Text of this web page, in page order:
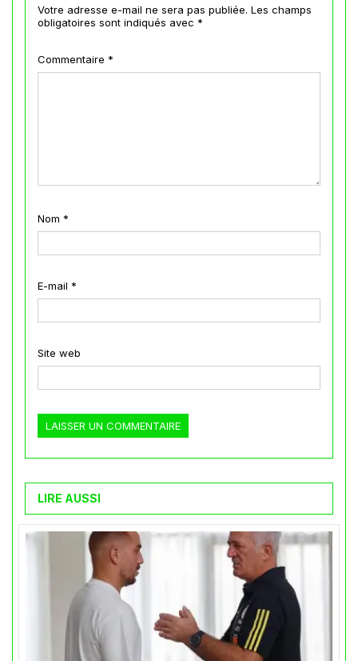
Votre adresse e-mail ne sera pas publiée. Les champs
obligatoires sont indiqués avec *
Commentaire *
Nom *
E-mail *
Site web
LIRE AUSSI